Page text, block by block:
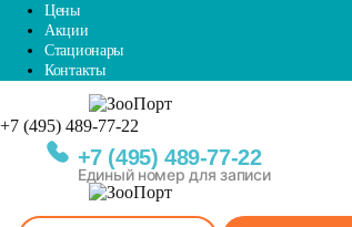
Цены
Акции
Стационары
Контакты
+7 (495) 489-77-22
+7 (495) 489-77-22
Единый номер для записи